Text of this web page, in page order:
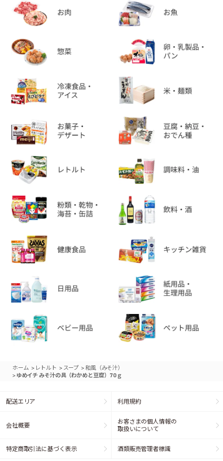
ホーム > レトルト > スープ >和風（みそ汁）
> ゆめイチ みそ汁の具（わかめと豆腐） 70ｇ
配送エリア 利用規約
会社概要
お客さまの個人情報の
取扱いについて
特定商取引法に基づく表示 酒類販売管理者標識